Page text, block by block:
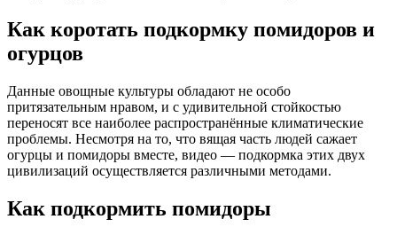
Как коротать подкормку помидоров и
огурцов
Данные овощные культуры обладают не особо
притязательным нравом, и с удивительной стойкостью
переносят все наиболее распространённые климатические
проблемы. Несмотря на то, что вящая часть людей сажает
огурцы и помидоры вместе, видео — подкормка этих двух
цивилизаций осуществляется различными методами.
Как подкормить помидоры